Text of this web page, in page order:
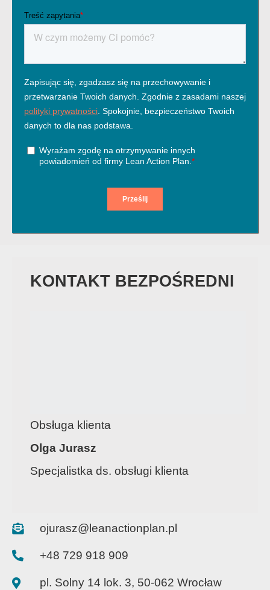
KONTAKT BEZPOŚREDNI
Obsługa klienta
Olga Jurasz
Specjalistka ds. obsługi klienta
ojurasz@leanactionplan.pl
+48 729 918 909
pl. Solny 14 lok. 3, 50-062 Wrocław